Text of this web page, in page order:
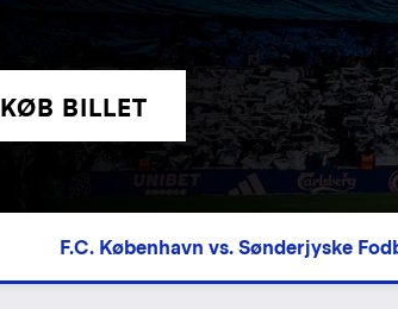
KØB BILLET
F.C. København vs. Sønderjyske